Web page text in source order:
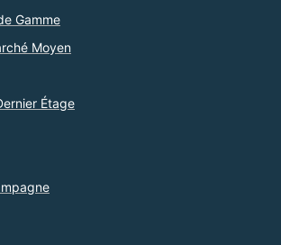
Gamme
Moyen
Étage